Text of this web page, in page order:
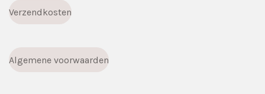
Verzendkosten
Algemene voorwaarden